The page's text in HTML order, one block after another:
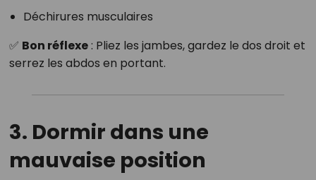
Déchirures musculaires
✅ Bon réflexe: Pliez les jambes, gardez le dos droit et
serrez les abdos en portant.
3. Dormir dans une
mauvaise position